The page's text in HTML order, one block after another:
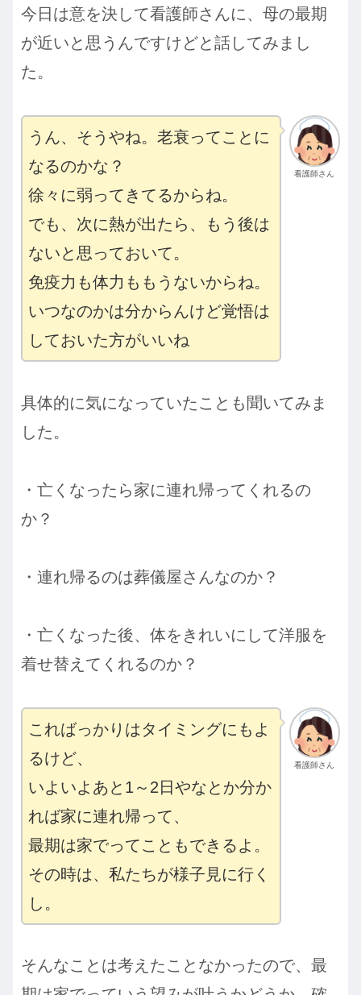
今日は意を決して看護師さんに、母の最期
が近いと思うんですけどと話してみまし
た。
看護師さん
うん、そうやね。老衰ってことに
なるのかな？
徐々に弱ってきてるからね。
でも、次に熱が出たら、もう後は
ないと思っておいて。
免疫力も体力ももうないからね。
いつなのかは分からんけど覚悟は
しておいた方がいいね
具体的に気になっていたことも聞いてみま
した。
・亡くなったら家に連れ帰ってくれるの
か？
・連れ帰るのは葬儀屋さんなのか？
・亡くなった後、体をきれいにして洋服を
着せ替えてくれるのか？
看護師さん
こればっかりはタイミングにもよ
るけど、
いよいよあと1～2日やなとか分か
れば家に連れ帰って、
最期は家でってこともできるよ。
その時は、私たちが様子見に行く
し。
そんなことは考えたことなかったので、最